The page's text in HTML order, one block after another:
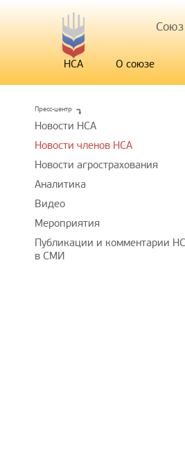
НСА О союзе
Пресс-центр
Новости НСА
Новости членов НСА
Новости агрострахования
Аналитика
Видео
Мероприятия
Публикации и комментарии
в СМИ